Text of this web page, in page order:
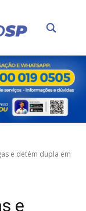
e detém dupla em
e